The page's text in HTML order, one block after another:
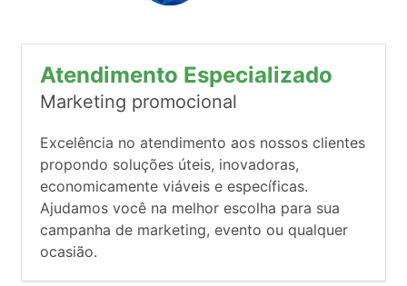
Atendimento Especializado
Marketing promocional
Excelência no atendimento aos nossos clientes
propondo soluções úteis, inovadoras,
economicamente viáveis e específicas.
Ajudamos você na melhor escolha para sua
campanha de marketing, evento ou qualquer
ocasião.